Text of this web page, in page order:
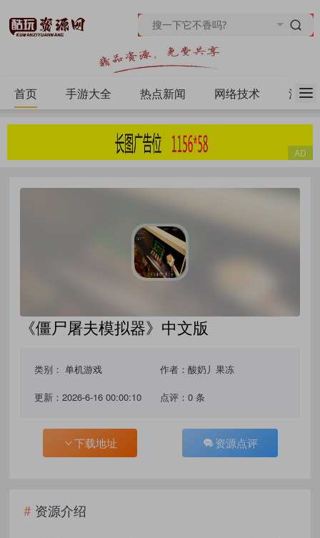
首页 手游大全 热点新闻 网络技术 源码
《僵尸屠夫模拟器》中文版
类别：单机游戏 作者：酸奶丿果冻
更新：2026-6-16 00:00:10 点评：0 条
下载地址 资源点评
资源介绍